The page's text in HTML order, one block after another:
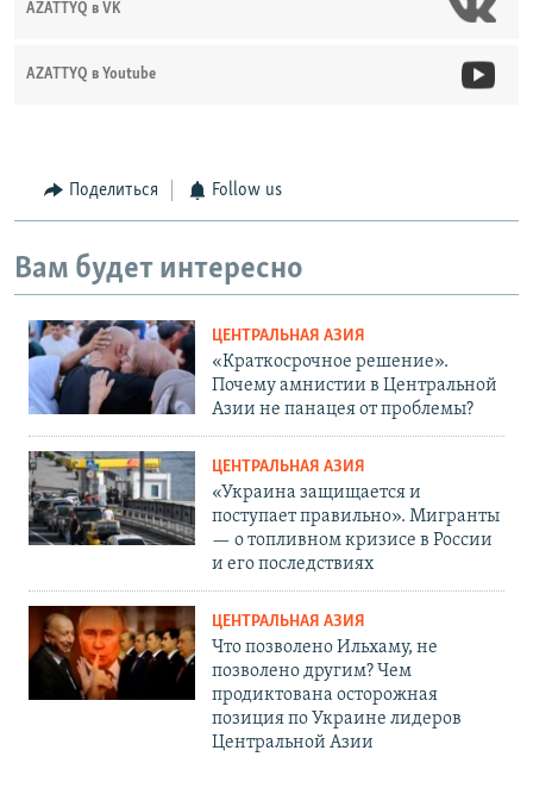
AZATTYQ в VK
AZATTYQ в Youtube
Поделиться Follow us
Вам будет интересно
ЦЕНТРАЛЬНАЯ АЗИЯ
«Краткосрочное решение».
Почему амнистии в Центральной
Азии не панацея от проблемы?
ЦЕНТРАЛЬНАЯ АЗИЯ
«Украина защищается и
поступает правильно». Мигранты
— о топливном кризисе в России
и его последствиях
ЦЕНТРАЛЬНАЯ АЗИЯ
Что позволено Ильхаму, не
позволено другим? Чем
продиктована осторожная
позиция по Украине лидеров
Центральной Азии